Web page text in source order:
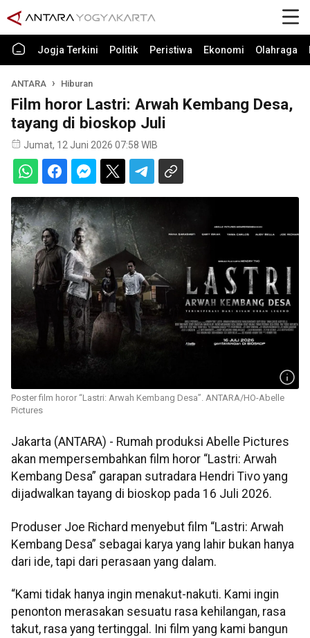
Jogja Terkini Politik Peristiwa Ekonomi Olahraga
ANTARA Hiburan
Film horor Lastri: Arwah Kembang Desa,
tayang di bioskop Juli
Jumat, 12 Juni 2026 07:58 WIB
Poster film horor “Lastri: Arwah Kembang Desa”. ANTARA/HO-Abelle
Pictures
Jakarta (ANTARA) - Rumah produksi Abelle Pictures
akan mempersembahkan film horor “Lastri: Arwah
Kembang Desa” garapan sutradara Hendri Tivo yang
dijadwalkan tayang di bioskop pada 16 Juli 2026.
Produser Joe Richard menyebut film “Lastri: Arwah
Kembang Desa” sebagai karya yang lahir bukan hanya
dari ide, tapi dari perasaan yang dalam.
“Kami tidak hanya ingin menakut-nakuti. Kami ingin
penonton merasakan sesuatu rasa kehilangan, rasa
takut, rasa yang tertinggal. Ini film yang kami bangun